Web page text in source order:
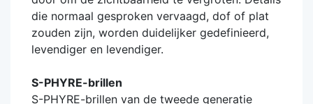
die normaal gesproken vervaagd, dof of plat
zouden zijn, worden duidelijker gedefinieerd,
levendiger en levendiger.
S-PHYRE-brillen
S-PHYRE-brillen van de tweede generatie